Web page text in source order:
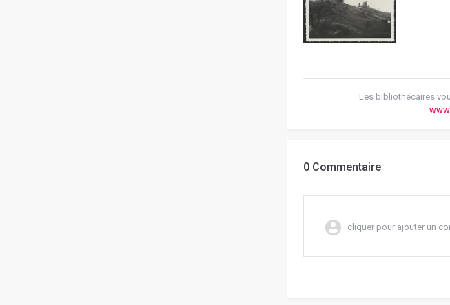
Les bibliothécaires
0 Commentaire
cliquer pour ajouter un